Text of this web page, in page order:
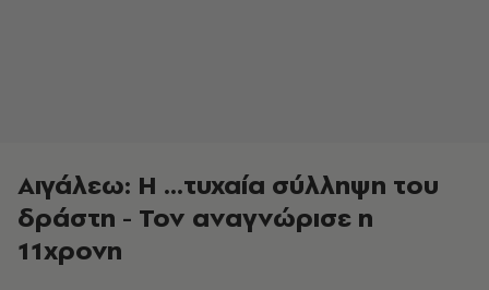
Αιγάλεω: Η ...τυχαία σύλληψη του
δράστη - Τον αναγνώρισε η
11χρονη